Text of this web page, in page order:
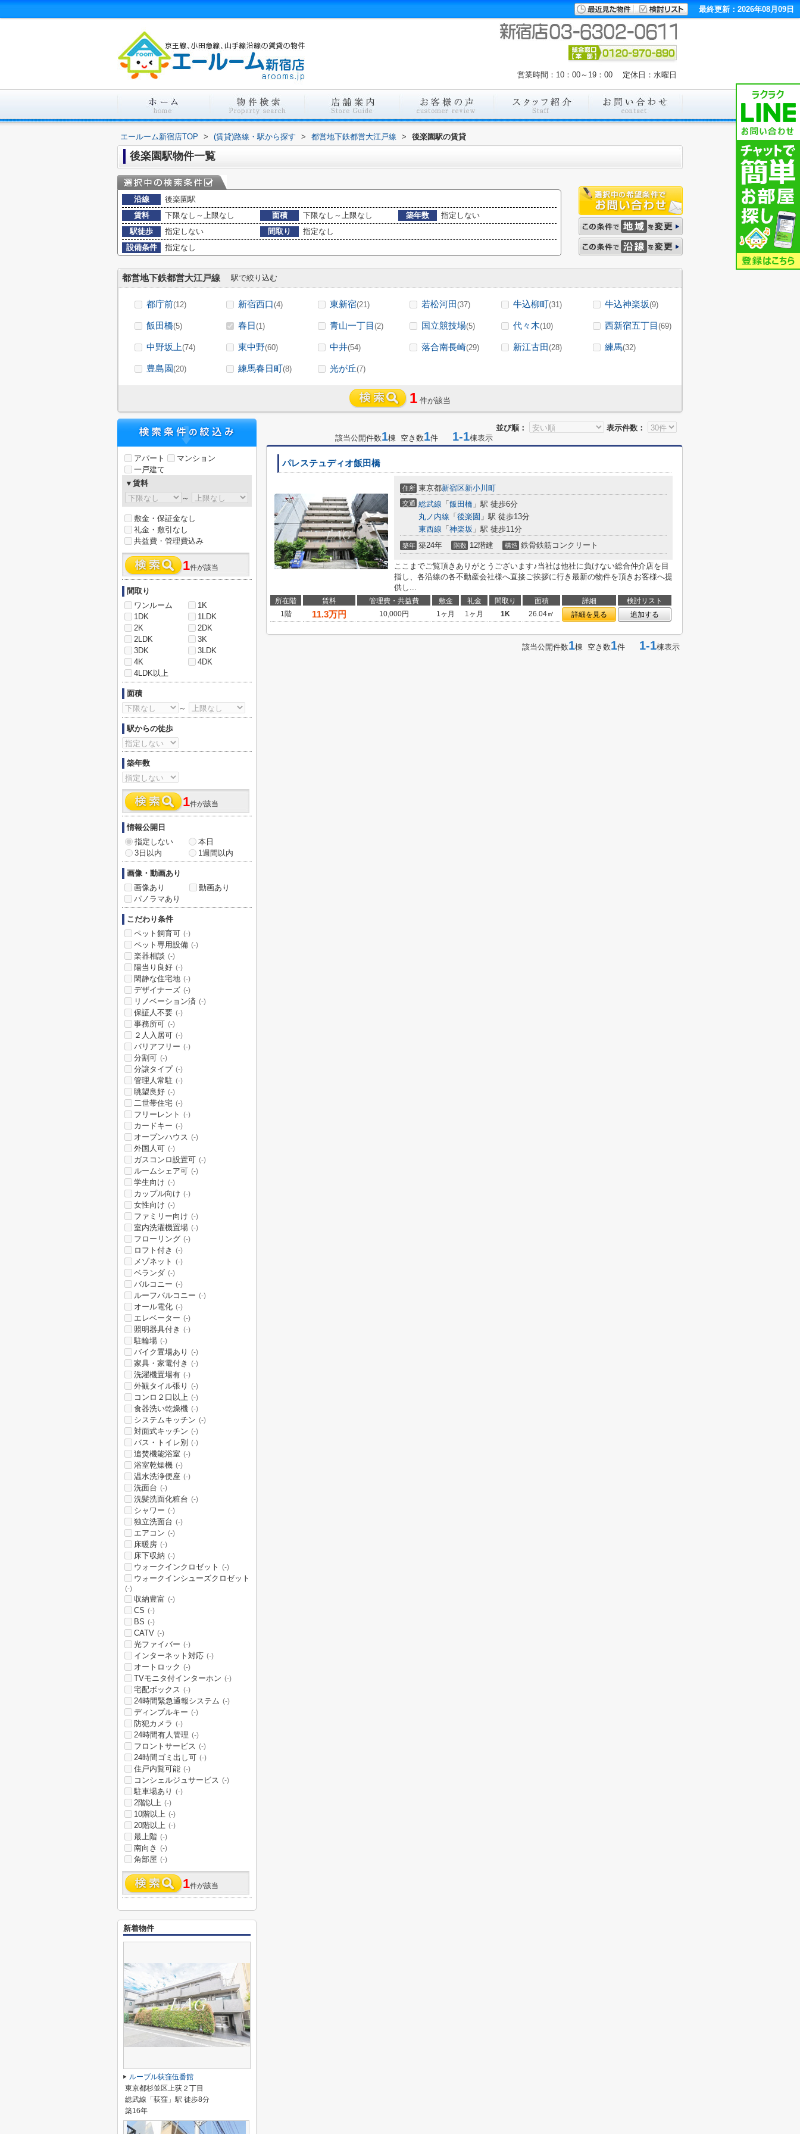
最終更新：2026年08月09日
営業時間：10：00～19：00 定休日：水曜日
エールーム新宿店TOP > (賃貸)路線・駅から探す > 都営地下鉄都営大江戸線 > 後楽園駅の賃貸
後楽園駅物件一覧
沿線
後楽園駅
賃料
下限なし～上限なし 面積 下限なし～上限なし 築年数
指定しない
駅徒歩
指定しない 間取り
指定なし
設備条件
指定なし
都営地下鉄都営大江戸線 駅で絞り込む
都庁前(12) 新宿西口(4) 東新宿(21) 若松河田(37) 牛込柳町(31) 牛込神楽坂(9)
飯田橋(5) 春日(1) 青山一丁目 (2) 国立競技場(5) 代々木(10) 西新宿五丁目 (69)
中野坂上(74) 東中野(60) 中井(54) 落合南長崎(29) 新江古田(28) 練馬(32)
豊島園(20) 練馬春日町(8) 光が丘(7)
1 件が該当
並び順：
表示件数：
該当公開件数1棟 空き数1件 1-1棟表示
パレステュディオ飯田橋
住所 東京都新宿区新小川町
交通 総武線 「 飯田橋 」駅 徒歩6分
丸ノ内線 「 後楽園 」駅 徒歩13分
東西線 「 神楽坂 」駅 徒歩11分
築年 築24年 階数 12階建 構造 鉄骨鉄筋コンクリート
ここまでご覧頂きありがとうございます♪当社は他社に負けない総合仲介店を目
指し、各沿線の各不動産会社様へ直接ご挨拶に行き最新の物件を頂きお客様へ提
供し...
所在階 賃料 管理費・共益費 敷金 礼金 間取り 面積 詳細
検討リスト
1階
11.3万円 10,000円 1ヶ月 1ヶ月 1K 26.04㎡ 詳細を見る 追加する
該当公開件数1棟 空き数1件 1-1棟表示
アパート
マンション
一戸建て
▼賃料
～
敷金・保証金なし
礼金・敷引なし
共益費・管理費込み
1件が該当
間取り
ワンルーム
1K
1DK
1LDK
2K
2DK
2LDK
3K
3DK
3LDK
4K
4DK
4LDK以上
面積
～
駅からの徒歩
築年数
1件が該当
情報公開日
指定しない
本日
3日以内
1週間以内
画像・動画あり
画像あり
動画あり
パノラマあり
こだわり条件
ペット飼育可 (-)
ペット専用設備 (-)
楽器相談 (-)
陽当り良好 (-)
閑静な住宅地 (-)
デザイナーズ (-)
リノベーション済 (-)
保証人不要 (-)
事務所可 (-)
２人入居可 (-)
バリアフリー (-)
分割可 (-)
分譲タイプ (-)
管理人常駐 (-)
眺望良好 (-)
二世帯住宅 (-)
フリーレント (-)
カードキー (-)
オープンハウス (-)
外国人可 (-)
ガスコンロ設置可 (-)
ルームシェア可 (-)
学生向け (-)
カップル向け (-)
女性向け (-)
ファミリー向け (-)
室内洗濯機置場 (-)
フローリング (-)
ロフト付き (-)
メゾネット (-)
ベランダ (-)
バルコニー (-)
ルーフバルコニー (-)
オール電化 (-)
エレベーター (-)
照明器具付き (-)
駐輪場 (-)
バイク置場あり (-)
家具・家電付き (-)
洗濯機置場有 (-)
外観タイル張り (-)
コンロ２口以上 (-)
食器洗い乾燥機 (-)
システムキッチン (-)
対面式キッチン (-)
バス・トイレ別 (-)
追焚機能浴室 (-)
浴室乾燥機 (-)
温水洗浄便座 (-)
洗面台 (-)
洗髪洗面化粧台 (-)
シャワー (-)
独立洗面台 (-)
エアコン (-)
床暖房 (-)
床下収納 (-)
ウォークインクロゼット (-)
ウォークインシューズクロゼット
(-)
収納豊富 (-)
CS (-)
BS (-)
CATV (-)
光ファイバー (-)
インターネット対応 (-)
オートロック (-)
TVモニタ付インターホン (-)
宅配ボックス (-)
24時間緊急通報システム (-)
ディンプルキー (-)
防犯カメラ (-)
24時間有人管理 (-)
フロントサービス (-)
24時間ゴミ出し可 (-)
住戸内覧可能 (-)
コンシェルジュサービス (-)
駐車場あり (-)
2階以上 (-)
10階以上 (-)
20階以上 (-)
最上階 (-)
南向き (-)
角部屋 (-)
1件が該当
新着物件
ルーブル荻窪伍番館
東京都杉並区上荻２丁目
総武線「荻窪」駅 徒歩8分
築16年